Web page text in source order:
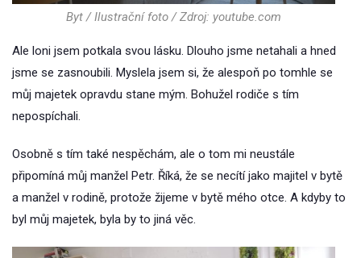
Byt / Ilustrační foto / Zdroj: youtube.com
Ale loni jsem potkala svou lásku. Dlouho jsme netahali a hned
jsme se zasnoubili. Myslela jsem si, že alespoň po tomhle se
můj majetek opravdu stane mým. Bohužel rodiče s tím
nepospíchali.
Osobně s tím také nespěchám, ale o tom mi neustále
připomíná můj manžel Petr. Říká, že se necítí jako majitel v bytě
a manžel v rodině, protože žijeme v bytě mého otce. A kdyby to
byl můj majetek, byla by to jiná věc.